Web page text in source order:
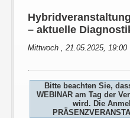
– aktuelle
Mittwoch , 21.05.2025, 19:00
Bitte beachten Sie,
WEBINAR am Tag der
wird. Die